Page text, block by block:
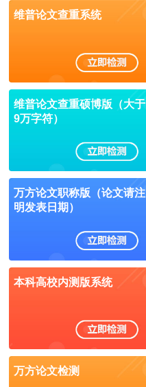
维普论文查重系统
维普论文查重硕博版（大于
9万字符）
万方论文职称版（论文请注
明发表日期）
本科高校内测版系统
万方论文检测